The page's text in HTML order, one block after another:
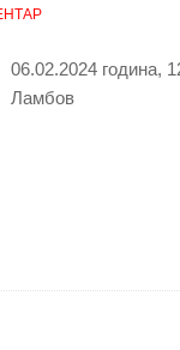
06.02.2024 година,
Ламбов